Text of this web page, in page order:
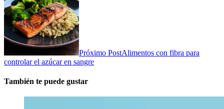
Próximo PostAlimentos con fibra para
controlar el azúcar en sangre
También te puede gustar